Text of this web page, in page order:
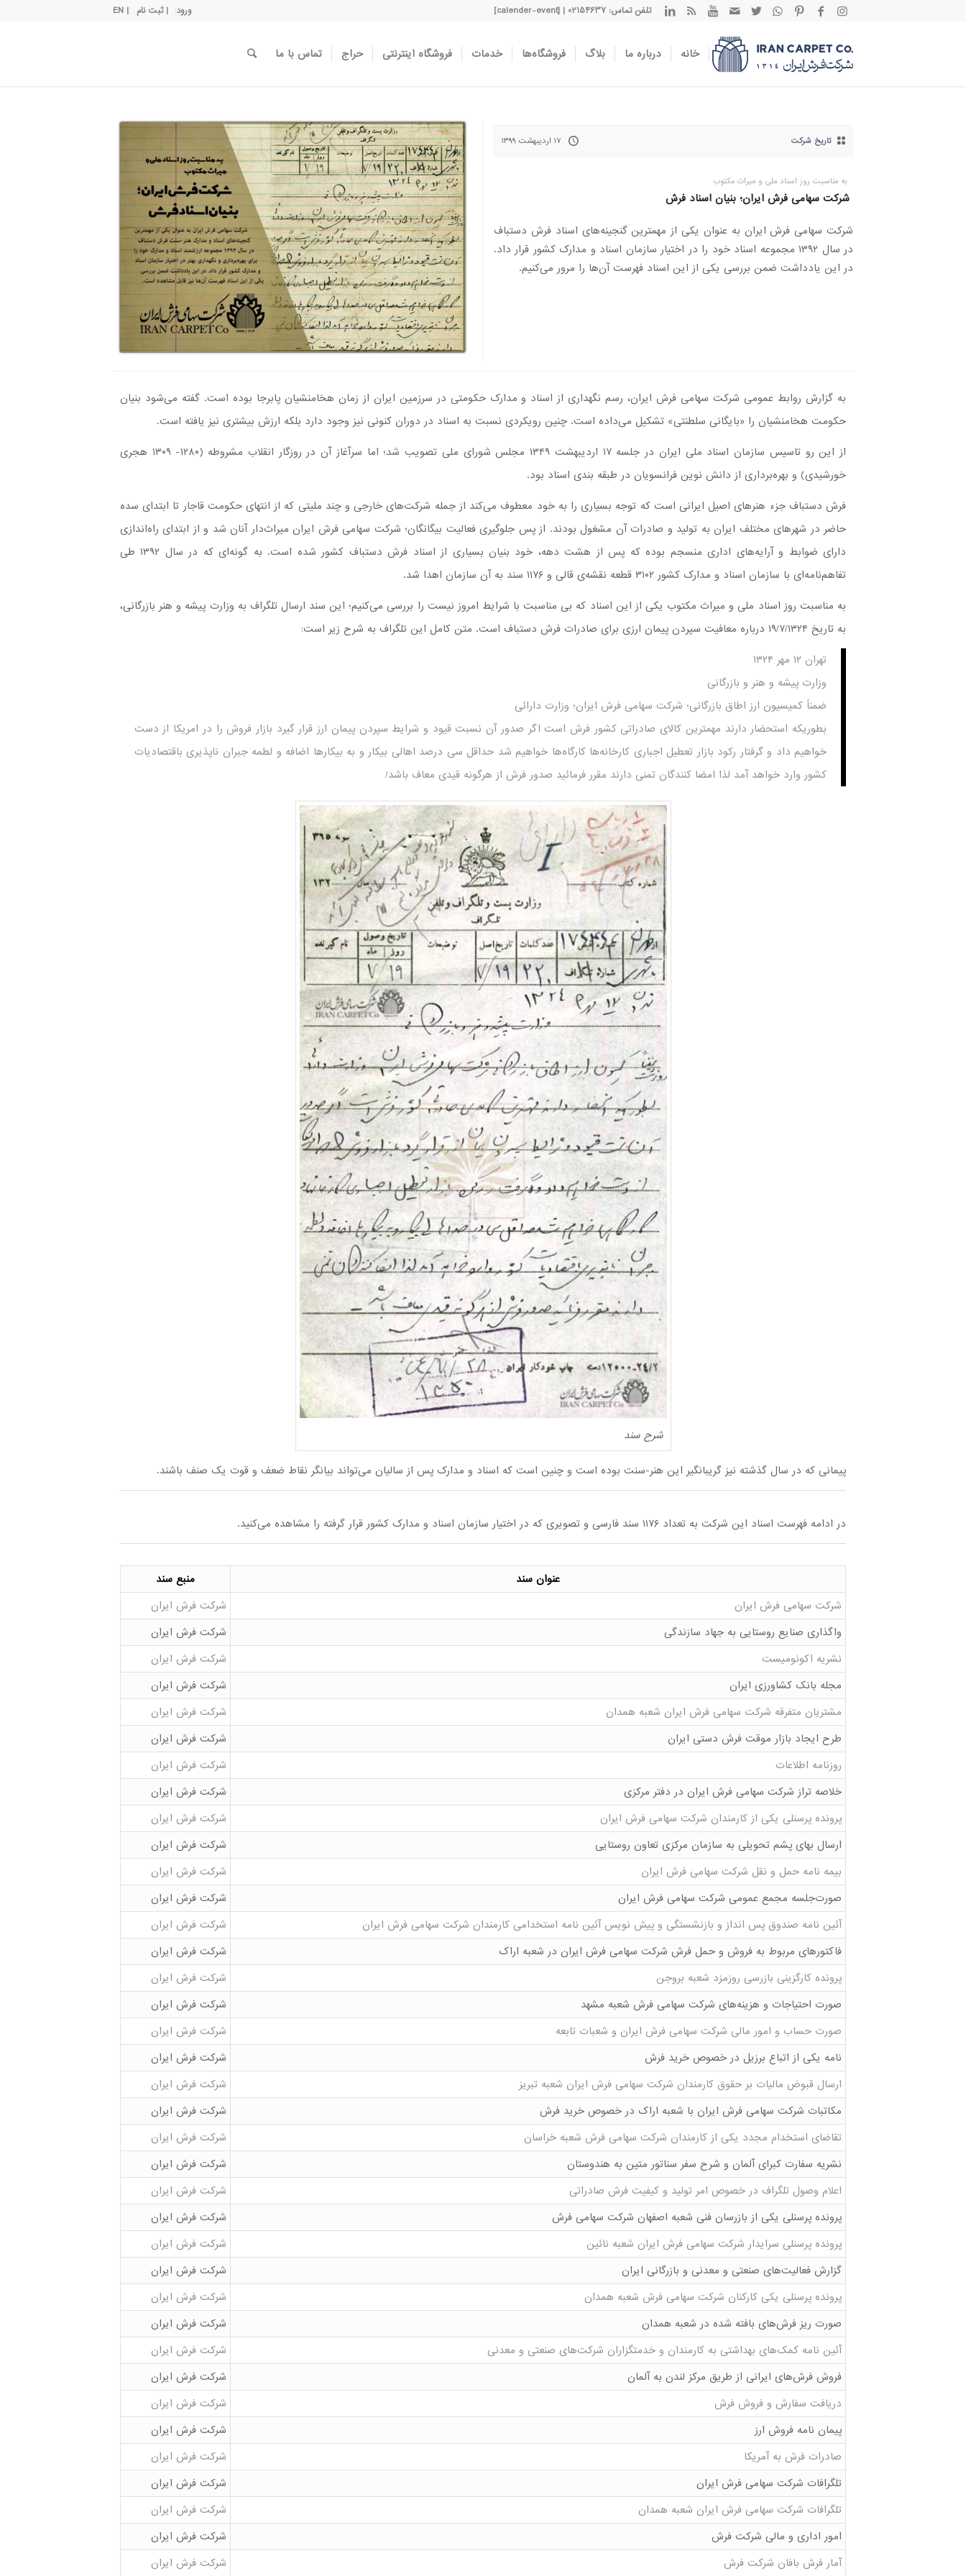
ورود | ثبت نام | EN تلفن تماس: 02154637 | [calender-event]
خانه درباره ما بلاگ فروشگاه‌ها خدمات فروشگاه اینترنتی حراج تماس با ما
تاریخ شرکت ۱۷ اردیبهشت ۱۳۹۹
به مناسبت روز اسناد ملی و میراث مکتوب
شرکت سهامی فرش ایران؛ بنیان اسناد فرش
شرکت سهامی فرش ایران به عنوان یکی از مهمترین گنجینه‌های اسناد فرش دستباف
در سال ۱۳۹۲ مجموعه اسناد خود را در اختیار سازمان اسناد و مدارک کشور قرار داد.
در این یادداشت ضمن بررسی یکی از این اسناد فهرست آن‌ها را مرور می‌کنیم.
به گزارش روابط عمومی شرکت سهامی فرش ایران، رسم نگهداری از اسناد و مدارک حکومتی در سرزمین ایران از زمان هخامنشیان پابرجا بوده است. گفته می‌شود بنیان
حکومت هخامنشیان را «بایگانی سلطنتی» تشکیل می‌داده است. چنین رویکردی نسبت به اسناد در دوران کنونی نیز وجود دارد بلکه ارزش بیشتری نیز یافته است.
از این رو تاسیس سازمان اسناد ملی ایران در جلسه ۱۷ اردیبهشت ۱۳۴۹ مجلس شورای ملی تصویب شد؛ اما سرآغاز آن در روزگار انقلاب مشروطه (۱۲۸۰- ۱۳۰۹ هجری
خورشیدی) و بهره‌برداری از دانش نوین فرانسویان در طبقه بندی اسناد بود.
فرش دستباف جزء هنرهای اصیل ایرانی است که توجه بسیاری را به خود معطوف می‌کند از جمله شرکت‌های خارجی و چند ملیتی که از انتهای حکومت قاجار تا ابتدای سده
حاضر در شهرهای مختلف ایران به تولید و صادرات آن مشغول بودند. از پس جلوگیری فعالیت بیگانگان؛ شرکت سهامی فرش ایران میراث‌دار آنان شد و از ابتدای راه‌اندازی
دارای ضوابط و آرایه‌های اداری منسجم بوده که پس از هشت دهه، خود بنیان بسیاری از اسناد فرش دستباف کشور شده است. به گونه‌ای که در سال ۱۳۹۲ طی
تفاهم‌نامه‌ای با سازمان اسناد و مدارک کشور ۳۱۰۲ قطعه نقشه‌ی قالی و ۱۱۷۶ سند به آن سازمان اهدا شد.
به مناسبت روز اسناد ملی و میراث مکتوب یکی از این اسناد که بی مناسبت با شرایط امروز نیست را بررسی می‌کنیم؛ این سند ارسال تلگراف به وزارت پیشه و هنر بازرگانی،
به تاریخ ۱۹/۷/۱۳۲۴ درباره معافیت سپردن پیمان ارزی برای صادرات فرش دستباف است. متن کامل این تلگراف به شرح زیر است:
تهران ۱۲ مهر ۱۳۲۴
وزارت پیشه و هنر و بازرگانی
ضمناً کمیسیون ارز اطاق بازرگانی؛ شرکت سهامی فرش ایران؛ وزارت دارائی
بطوریکه استحضار دارند مهمترین کالای صادراتی کشور فرش است اگر صدور آن نسبت قیود و شرایط سپردن پیمان ارز قرار گیرد بازار فروش را در امریکا از دست
خواهیم داد و گرفتار رکود بازار تعطیل اجباری کارخانه‌ها کارگاه‌ها خواهیم شد حداقل سی درصد اهالی بیکار و به بیکارها اضافه و لطمه جبران ناپذیری باقتصادیات
کشور وارد خواهد آمد لذا امضا کنندگان تمنی دارند مقرر فرمائید صدور فرش از هرگونه قیدی معاف باشد/
شرح سند
پیمانی که در سال گذشته نیز گریبانگیر این هنر-سنت بوده است و چنین است که اسناد و مدارک پس از سالیان می‌تواند بیانگر نقاط ضعف و قوت یک صنف باشند.
در ادامه فهرست اسناد این شرکت به تعداد ۱۱۷۶ سند فارسی و تصویری که در اختیار سازمان اسناد و مدارک کشور قرار گرفته را مشاهده می‌کنید.
عنوان سند
منبع سند
‏‫شرکت سهامی فرش ایران‬
شرکت فرش ایران
واگذاری صنایع روستایی به جهاد سازندگی
شرکت فرش ایران
نشریه اکونومیست
شرکت فرش ایران
مجله بانک کشاورزی ایران
شرکت فرش ایران
مشتریان متفرقه شرکت سهامی فرش ایران شعبه همدان
شرکت فرش ایران
طرح ایجاد بازار موقت فرش دستی ایران
شرکت فرش ایران
روزنامه اطلاعات
شرکت فرش ایران
خلاصه تراز شرکت سهامی فرش ایران در دفتر مرکزی
شرکت فرش ایران
پرونده پرسنلی یکی از کارمندان شرکت سهامی فرش ایران
شرکت فرش ایران
ارسال بهای پشم تحویلی به سازمان مرکزی تعاون روستایی
شرکت فرش ایران
بیمه نامه حمل و نقل شرکت سهامی فرش ایران
شرکت فرش ایران
صورت‌جلسه مجمع عمومی شرکت سهامی فرش ایران
شرکت فرش ایران
آئین نامه صندوق پس انداز و بازنشستگی و پیش نویس آئین نامه استخدامی کارمندان شرکت سهامی فرش ایران
شرکت فرش ایران
فاکتورهای مربوط به فروش و حمل فرش شرکت سهامی فرش ایران در شعبه اراک
شرکت فرش ایران
پرونده کارگزینی بازرسی روزمزد شعبه بروجن
شرکت فرش ایران
صورت احتیاجات و هزینه‌های شرکت سهامی فرش شعبه مشهد
شرکت فرش ایران
صورت حساب و امور مالی شرکت سهامی فرش ایران و شعبات تابعه
شرکت فرش ایران
نامه یکی از اتباع برزیل در خصوص خرید فرش
شرکت فرش ایران
ارسال قبوض مالیات بر حقوق کارمندان شرکت سهامی فرش ایران شعبه تبریز
شرکت فرش ایران
مکاتبات شرکت سهامی فرش ایران با شعبه اراک در خصوص خرید فرش
شرکت فرش ایران
تقاضای استخدام مجدد یکی از کارمندان شرکت سهامی فرش شعبه خراسان
شرکت فرش ایران
نشریه سفارت کبرای آلمان و شرح سفر سناتور متین به هندوستان
شرکت فرش ایران
اعلام وصول تلگراف در خصوص امر تولید و کیفیت فرش صادراتی
شرکت فرش ایران
پرونده پرسنلی یکی از بازرسان فنی شعبه اصفهان شرکت سهامی فرش
شرکت فرش ایران
پرونده پرسنلی سرایدار شرکت سهامی فرش ایران شعبه نائین
شرکت فرش ایران
گزارش فعالیت‌های صنعتی و معدنی و بازرگانی ایران
شرکت فرش ایران
پرونده پرسنلی یکی کارکنان شرکت سهامی فرش شعبه همدان
شرکت فرش ایران
صورت ریز فرش‌های بافته شده در شعبه همدان
شرکت فرش ایران
آئین نامه کمک‌های بهداشتی به کارمندان و خدمتگزاران شرکت‌های صنعتی و معدنی
شرکت فرش ایران
فروش فرش‌های ایرانی از طریق مرکز لندن به آلمان
شرکت فرش ایران
دریافت سفارش و فروش فرش
شرکت فرش ایران
پیمان نامه فروش ارز
شرکت فرش ایران
صادرات فرش به آمریکا
شرکت فرش ایران
تلگرافات شرکت سهامی فرش ایران
شرکت فرش ایران
تلگرافات شرکت سهامی فرش ایران شعبه همدان
شرکت فرش ایران
امور اداری و مالی شرکت فرش
شرکت فرش ایران
آمار فرش بافان شرکت فرش
شرکت فرش ایران